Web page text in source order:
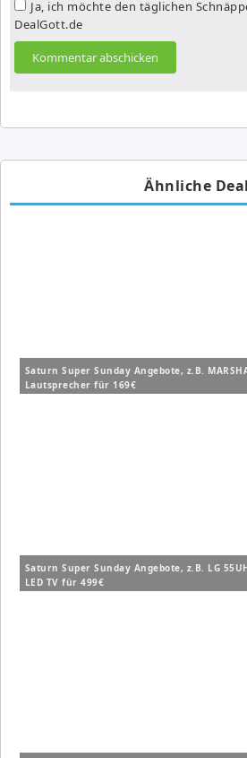
Ja, ich möchte den täglichen
DealGott.de
Ähnliche
Saturn Super Sunday Angebote, z.B.
Lautsprecher für 169€
Saturn Super Sunday Angebote, z.B. LG
LED TV für 499€